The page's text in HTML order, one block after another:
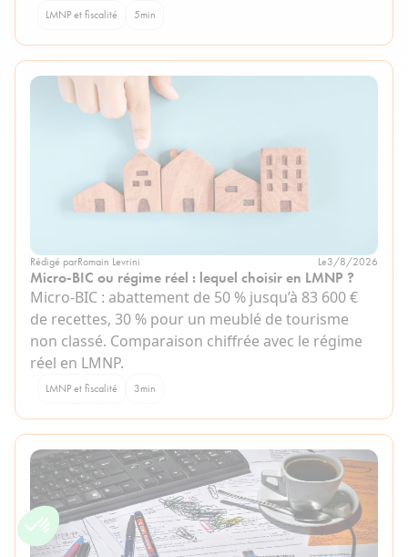
LMNP et fiscalité 5min
Rédigé parRomain Levrini Le3/8/2026
Micro-BIC ou régime réel : lequel choisir en LMNP ?
Micro-BIC : abattement de 50 % jusqu’à 83 600 €
de recettes, 30 % pour un meublé de tourisme
non classé. Comparaison chiffrée avec le régime
réel en LMNP.
LMNP et fiscalité 3min